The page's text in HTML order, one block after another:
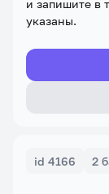
и запишите в
указаны.
id 4166 2